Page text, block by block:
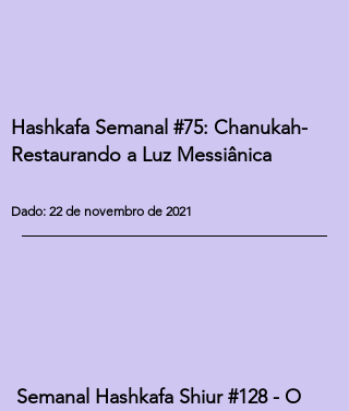
Hashkafa Semanal #75: Chanukah-
Restaurando a Luz Messiânica
Dado: 22 de novembro de 2021
Semanal Hashkafa Shiur #128 - O